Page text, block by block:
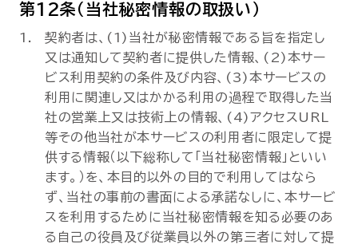
第12条（当社秘密情報の取扱い）
契約者は、(1)当社が秘密情報である旨を指定し
又は通知して契約者に提供した情報、(2)本サー
ビス利用契約の条件及び内容、(3)本サービスの
利用に関連し又はかかる利用の過程で取得した当
社の営業上又は技術上の情報、(4)アクセスURL
等その他当社が本サービスの利用者に限定して提
供する情報（以下総称して「当社秘密情報」といい
ます。）を、本目的以外の目的で利用してはなら
ず、当社の事前の書面による承諾なしに、本サービ
スを利用するために当社秘密情報を知る必要のあ
る自己の役員及び従業員以外の第三者に対して提